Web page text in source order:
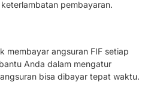
pembayaran.
membayar angsuran FIF setiap
Anda dalam mengatur
bisa dibayar tepat waktu.